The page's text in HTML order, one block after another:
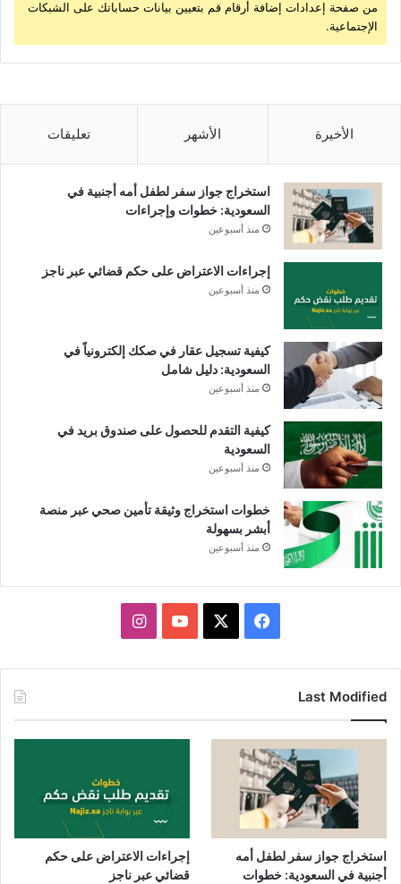
من صفحة إعدادات إضافة أرقام قم بتعيين بيانات حساباتك على الشبكات
الإجتماعية.
الأخيرة الأشهر تعليقات
استخراج جواز سفر لطفل أمه أجنبية في
السعودية: خطوات وإجراءات
منذ أسبوعين
إجراءات الاعتراض على حكم قضائي عبر ناجز
منذ أسبوعين
كيفية تسجيل عقار في صكك إلكترونياً في
السعودية: دليل شامل
منذ أسبوعين
كيفية التقدم للحصول على صندوق بريد في
السعودية
منذ أسبوعين
خطوات استخراج وثيقة تأمين صحي عبر منصة
أبشر بسهولة
منذ أسبوعين
فيسبوك يوتيوبانستقرام
Last Modified
استخراج جواز سفر لطفل أمه
أجنبية في السعودية: خطوات
إجراءات الاعتراض على حكم
قضائي عبر ناجز